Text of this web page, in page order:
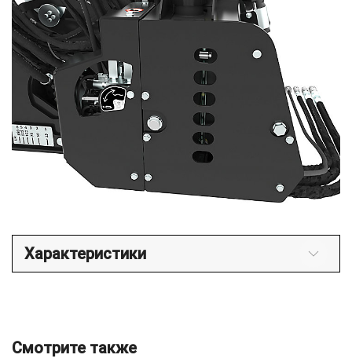
Характеристики
Смотрите также